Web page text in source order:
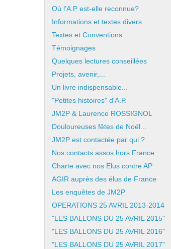
Où l'A.P est-elle reconnue?
Informations et textes divers
Textes et Conventions
Témoignages
Quelques lectures conseillées
Projets, avenir,...
Un livre indispensable...
"Petites histoires" d'A.P.
JM2P & Laurence ROSSIGNOL
Douloureuses fêtes de Noël...
JM2P est contactée par qui ?
Nos contacts assos hors France
Charte avec nos Elus contre AP
AGIR auprès des élus de France
Les enquêtes de JM2P
OPERATIONS 25 AVRIL 2013-2014
"LES BALLONS DU 25 AVRIL 2015"
"LES BALLONS DU 25 AVRIL 2016"
"LES BALLONS DU 25 AVRIL 2017"